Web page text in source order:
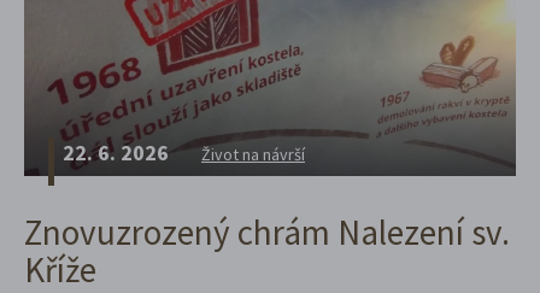
22. 6. 2026 Život na návrší
Znovuzrozený chrám Nalezení sv.
Kříže